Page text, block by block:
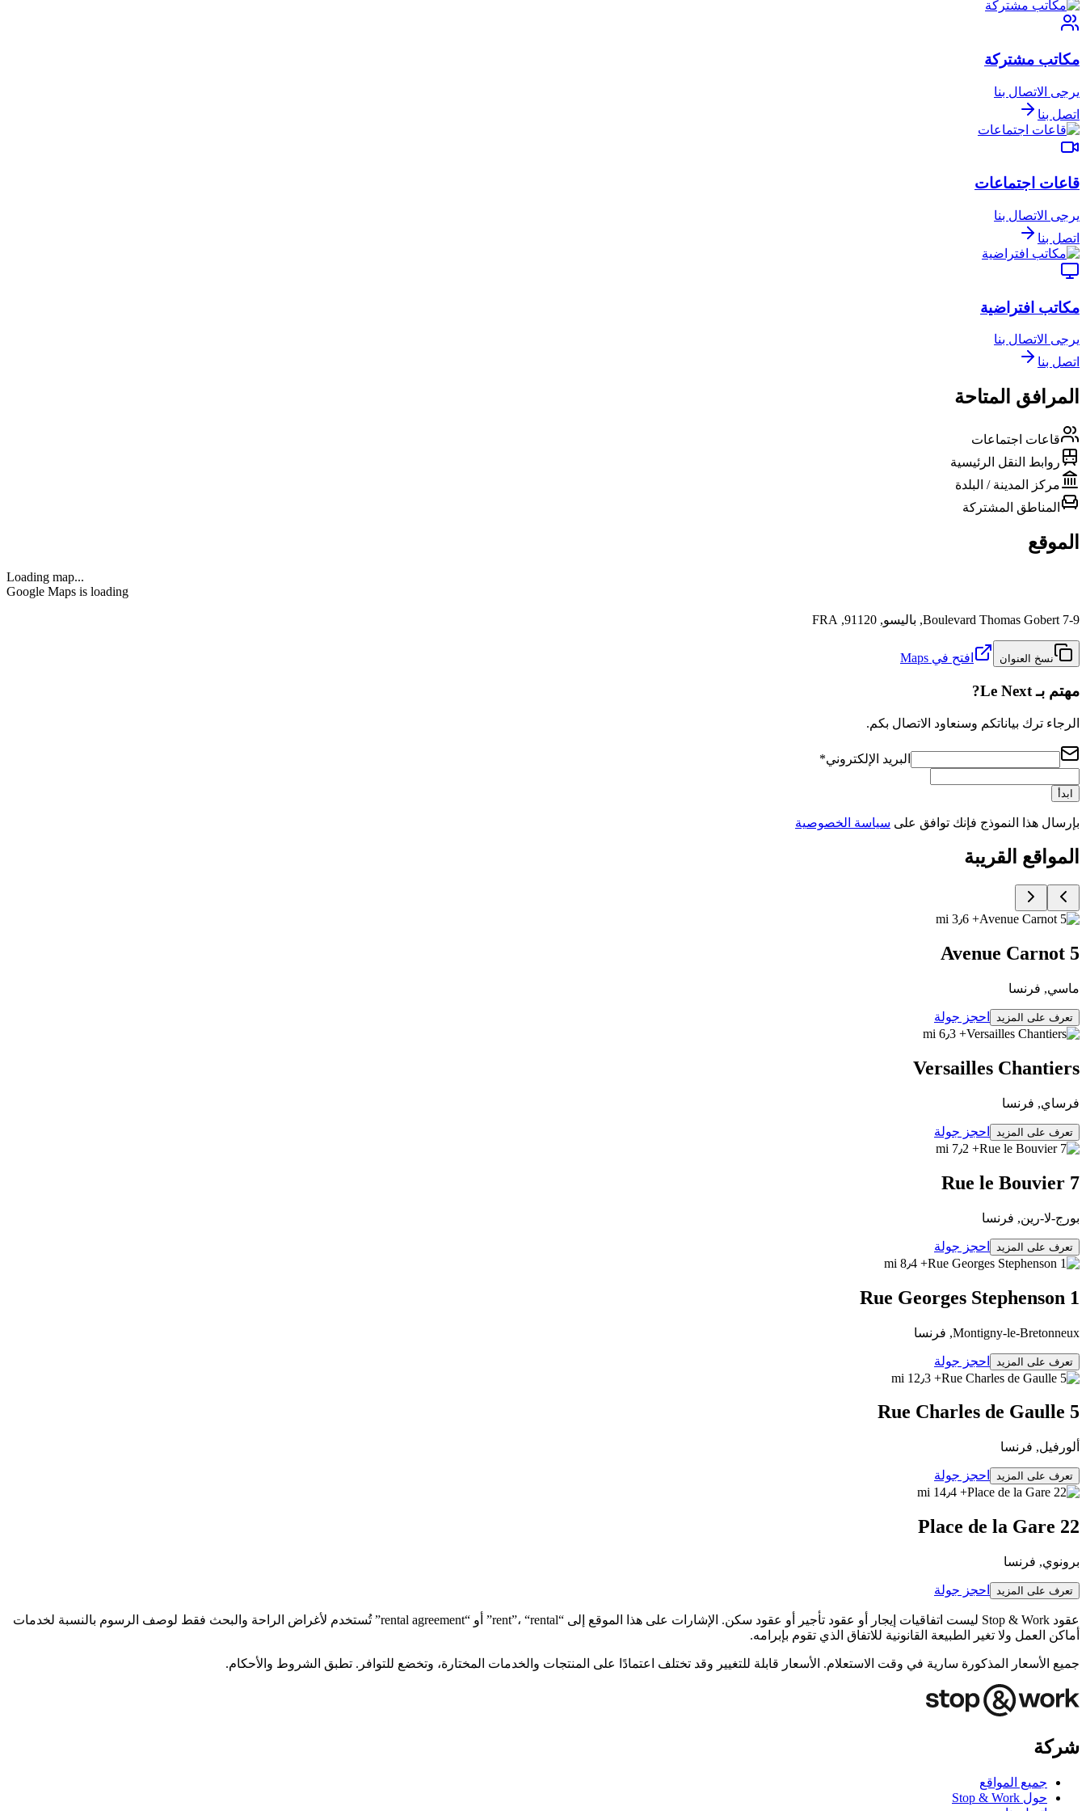
مكاتب مشتركة
يرجى الاتصال بنا
اتصل بنا
قاعات اجتماعات
يرجى الاتصال بنا
اتصل بنا
مكاتب افتراضية
يرجى الاتصال بنا
اتصل بنا
المرافق المتاحة
قاعات اجتماعات
روابط النقل الرئيسية
مركز المدينة / البلدة
المناطق المشتركة
الموقع
Loading map...
Google Maps is loading
7-9 Boulevard Thomas Gobert, باليسو, 91120, FRA
نسخ العنوان افتح في Maps
مهتم بـ Le Next?
الرجاء ترك بياناتكم وسنعاود الاتصال بكم.
البريد الإلكتروني*
ابدأ
بإرسال هذا النموذج فإنك توافق على سياسة الخصوصية
المواقع القريبة
+ 3٫6 mi
5 Avenue Carnot
ماسي, فرنسا
تعرف على المزيد
احجز جولة
+ 6٫3 mi
Versailles Chantiers
فرساي, فرنسا
تعرف على المزيد
احجز جولة
+ 7٫2 mi
7 Rue le Bouvier
بورج-لا-رين, فرنسا
تعرف على المزيد
احجز جولة
+ 8٫4 mi
1 Rue Georges Stephenson
Montigny-le-Bretonneux, فرنسا
تعرف على المزيد
احجز جولة
+ 12٫3 mi
5 Rue Charles de Gaulle
ألورفيل, فرنسا
تعرف على المزيد
احجز جولة
+ 14٫4 mi
22 Place de la Gare
برونوي, فرنسا
تعرف على المزيد احجز جولة
عقود Stop & Work ليست اتفاقيات إيجار أو عقود تأجير أو عقود سكن. الإشارات على هذا الموقع إلى “rent”، “rental” أو “rental agreement” تُستخدم لأغراض الراحة والبحث فقط لوصف الرسوم بالنسبة لخدمات
أماكن العمل ولا تغير الطبيعة القانونية للاتفاق الذي تقوم بإبرامه.
جميع الأسعار المذكورة سارية في وقت الاستعلام. الأسعار قابلة للتغيير وقد تختلف اعتمادًا على المنتجات والخدمات المختارة، وتخضع للتوافر. تطبق الشروط والأحكام.
شركة
جميع المواقع
حول Stop & Work